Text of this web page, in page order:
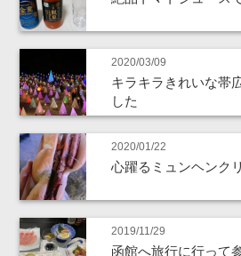
2020/03/09
キラキラきれいな帯
した
2020/01/22
心躍るミュンヘンク
2019/11/29
函館へ旅行に行って